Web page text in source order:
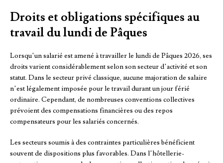
Droits et obligations spécifiques au
travail du lundi de Pâques
Lorsqu’un salarié est amené à travailler le lundi de Pâques 2026, ses
droits varient considérablement selon son secteur d’activité et son
statut. Dans le secteur privé classique, aucune majoration de salaire
n’est légalement imposée pour le travail durant un jour férié
ordinaire. Cependant, de nombreuses conventions collectives
prévoient des compensations financières ou des repos
compensateurs pour les salariés concernés.
Les secteurs soumis à des contraintes particulières bénéficient
souvent de dispositions plus favorables. Dans l’hôtellerie-